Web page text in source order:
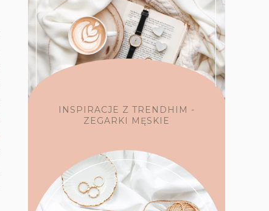
INSPIRACJE Z TRENDHIM -
ZEGARKI MĘSKIE